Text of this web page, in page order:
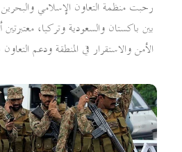
رحبت منظمة التعاون الإسلامي والبحرين
بين باكستان والسعودية وتركيا،
الأمن والاستقرار في المنطقة ودعم